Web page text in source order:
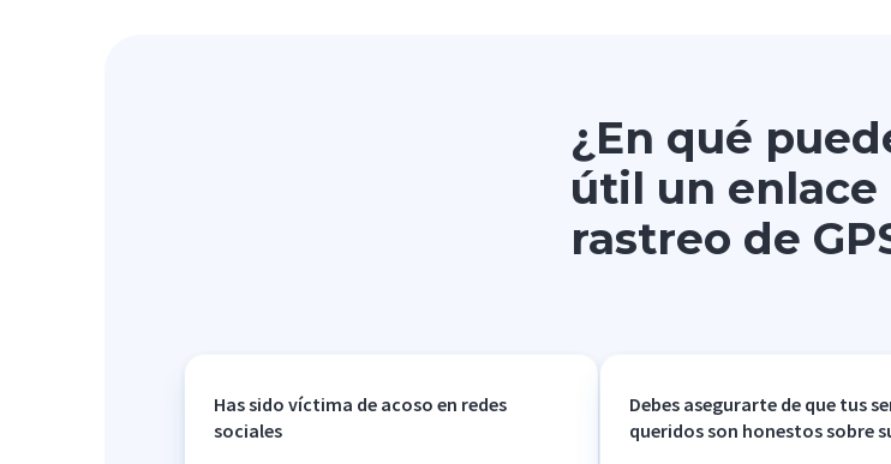
¿En qué
útil un enlace
rastreo de
Has sido víctima de acoso en redes
sociales
Debes asegurarte de que tus
queridos son honestos sobre